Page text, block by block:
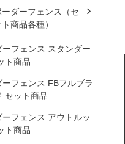
ーダーフェンス（セ
ト商品各種）
ーフェンス スタンダー
ト商品
ーフェンス FBフルブラ
セット商品
ーフェンス アウトルッ
ト商品